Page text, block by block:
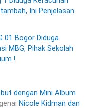
Ini Penjelasan
01 Bogor Diduga
MBG, Pihak Sekolah
!
dengan Mini Album
Nicole Kidman dan